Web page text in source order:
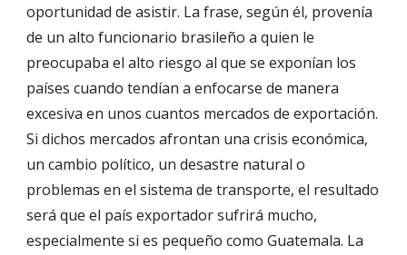
oportunidad de asistir. La frase, según él, provenía
de un alto funcionario brasileño a quien le
preocupaba el alto riesgo al que se exponían los
países cuando tendían a enfocarse de manera
excesiva en unos cuantos mercados de exportación.
Si dichos mercados afrontan una crisis económica,
un cambio político, un desastre natural o
problemas en el sistema de transporte, el resultado
será que el país exportador sufrirá mucho,
especialmente si es pequeño como Guatemala. La